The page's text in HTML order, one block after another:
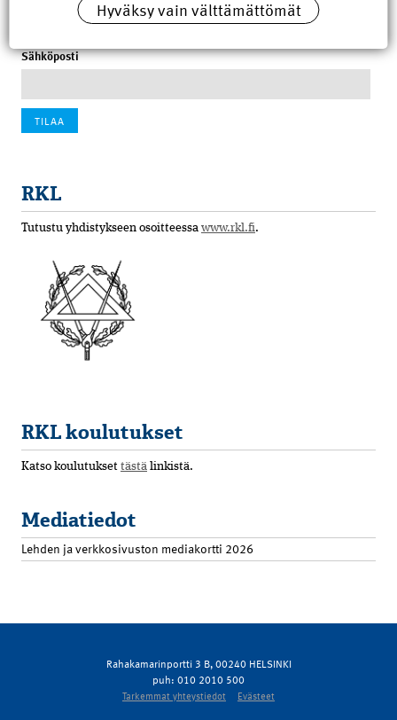
Tilaa uutiskirje
Sähköposti
RKL
Tutustu yhdistykseen osoitteessa www.rkl.fi.
RKL koulutukset
Katso koulutukset tästä linkistä.
Mediatiedot
Lehden ja verkkosivuston mediakortti 2026
Rahakamarinportti 3 B, 00240 HELSINKI
puh: 010 2010 500
Tarkemmat yhteystiedot Evästeet
Hyväksy vain välttämättömät